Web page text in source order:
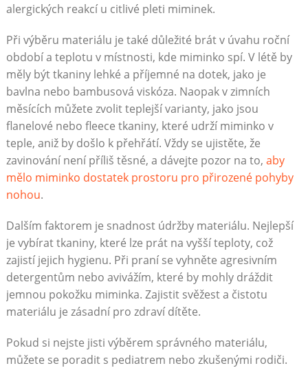
alergických reakcí u citlivé pleti miminek.
Při výběru materiálu je také důležité brát v úvahu roční
období a teplotu v místnosti, kde miminko spí. V létě by
měly být tkaniny lehké a příjemné na dotek, jako je
bavlna nebo bambusová viskóza. Naopak v zimních
měsících můžete zvolit teplejší varianty, jako jsou
flanelové nebo fleece tkaniny, které udrží miminko v
teple, aniž by došlo k přehřátí. Vždy se ujistěte, že
zavinování není příliš těsné, a dávejte pozor na to, aby
mělo miminko dostatek prostoru pro přirozené pohyby
nohou.
Dalším faktorem je snadnost údržby materiálu. Nejlepší
je vybírat tkaniny, které lze prát na vyšší teploty, což
zajistí jejich hygienu. Při praní se vyhněte agresivním
detergentům nebo avivážím, které by mohly dráždit
jemnou pokožku miminka. Zajistit svěžest a čistotu
materiálu je zásadní pro zdraví dítěte.
Pokud si nejste jisti výběrem správného materiálu,
můžete se poradit s pediatrem nebo zkušenými rodiči.